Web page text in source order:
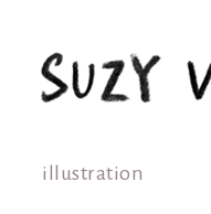
illustration